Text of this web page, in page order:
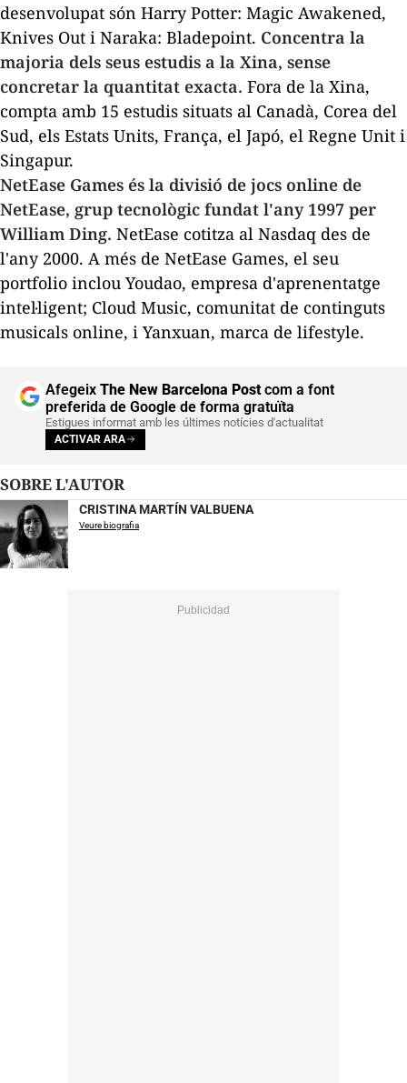
desenvolupat són Harry Potter: Magic Awakened,
Knives Out i Naraka: Bladepoint. Concentra la
majoria dels seus estudis a la Xina, sense
concretar la quantitat exacta. Fora de la Xina,
compta amb 15 estudis situats al Canadà, Corea del
Sud, els Estats Units, França, el Japó, el Regne Unit i
Singapur.
NetEase Games és la divisió de jocs online de
NetEase, grup tecnològic fundat l'any 1997 per
William Ding. NetEase cotitza al Nasdaq des de
l'any 2000. A més de NetEase Games, el seu
portfolio inclou Youdao, empresa d'aprenentatge
intel·ligent; Cloud Music, comunitat de continguts
musicals online, i Yanxuan, marca de lifestyle.
Afegeix The New Barcelona Postcom a font
preferida de Google de forma gratuïta
Estigues informat amb les últimes notícies d'actualitat
ACTIVAR ARA
SOBRE L'AUTOR
CRISTINA MARTÍN VALBUENA
Veure biografia